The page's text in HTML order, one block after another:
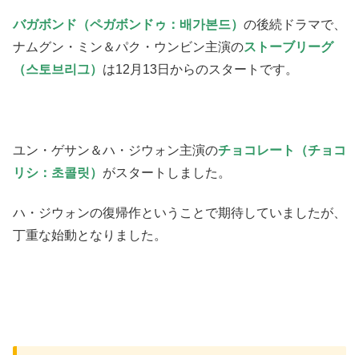
バガボンド（ペガボンドゥ：배가본드） の後続ドラマで、
ナムグン・ミン＆パク・ウンビン主演のストーブリーグ
（스토브리그） は12月13日からのスタートです。
ユン・ゲサン＆ハ・ジウォン主演のチョコレート（チョコ
リシ：초콜릿） がスタートしました。
ハ・ジウォンの復帰作ということで期待していましたが、
丁重な始動となりました。